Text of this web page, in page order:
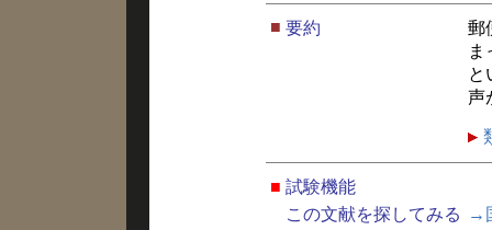
■ 要約
郵
ま
と
声
■ 試験機能
この文献を探してみる
→